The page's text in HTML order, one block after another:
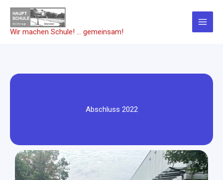
Zum
Inhalt
springen
Wir machen Schule! … gemeinsam!
Abschluss 2022